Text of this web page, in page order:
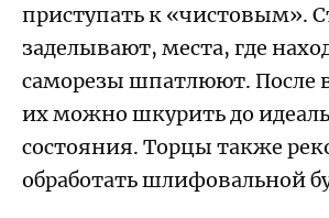
приступать к «чистовым».
заделывают, места, где
саморезы шпатлюют. После
их можно шкурить до
состояния. Торцы также
обработать шлифовальной